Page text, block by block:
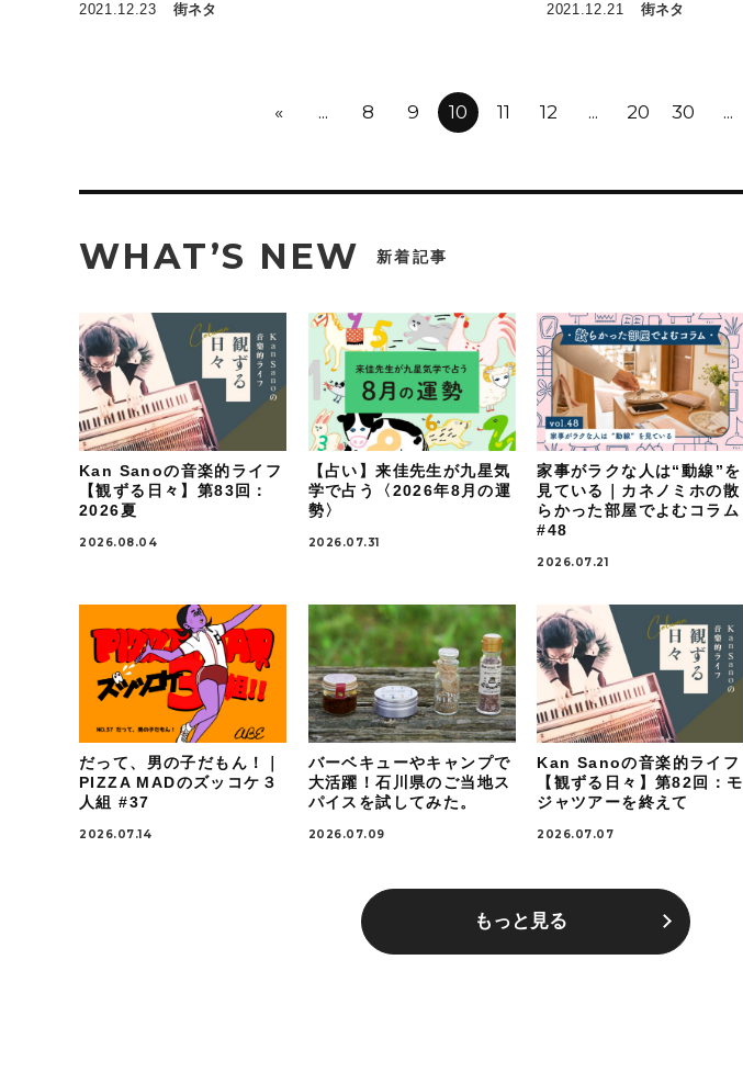
2021.12.23 街ネタ 2021.12.21 街ネタ
« ... 8 9 10 11 12 ... 20 30 ...
WHAT’S NEW 新着記事
Kan Sanoの音楽的ライフ
【観ずる日々】第83回：
2026夏
2026.08.04
【占い】来佳先生が九星気
学で占う〈2026年8月の運
勢〉
2026.07.31
家事がラクな人は“動線”を
見ている｜カネノミホの散
らかった部屋でよむコラム
#48
2026.07.21
だって、男の子だもん！｜
PIZZA MADのズッコケ３
人組 #37
2026.07.14
バーベキューやキャンプで
大活躍！石川県のご当地ス
パイスを試してみた。
2026.07.09
Kan Sanoの音楽的ライフ
【観ずる日々】第82回：モ
ジャツアーを終えて
2026.07.07
もっと見る